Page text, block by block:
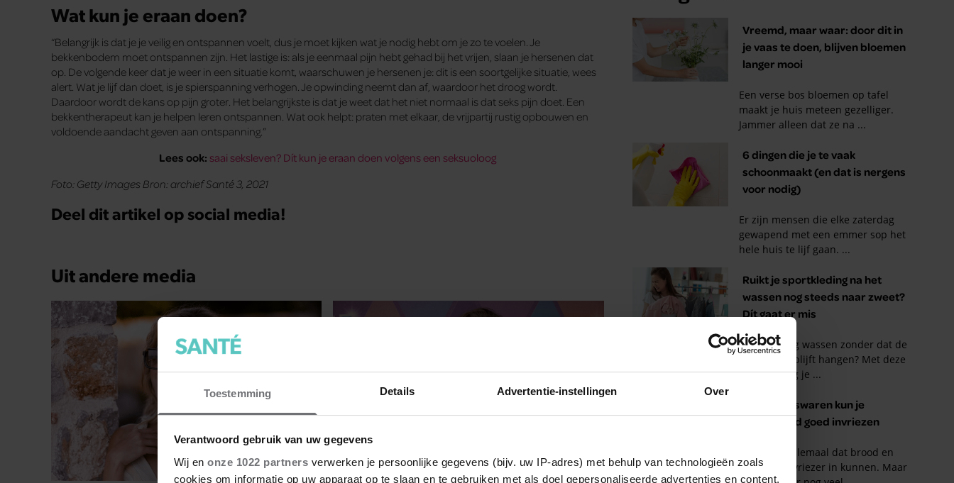
Toestemming Details Advertentie-instellingen Over
Verantwoord gebruik van uw gegevens
Wij en onze 1022 partners verwerken je persoonlijke gegevens (bijv. uw IP-adres) met behulp van technologieën zoals
cookies om informatie op uw apparaat op te slaan en te gebruiken met als doel gepersonaliseerde advertenties en content,
Wat kun je eraan doen?
“Belangrijk is dat je je veilig en ontspannen voelt, dus je moet kijken wat je nodig hebt om je zo te voelen. Je
bekkenbodem moet ontspannen zijn. Het lastige is: als je eenmaal pijn hebt gehad bij het vrijen, slaan je hersenen dat
op. De volgende keer dat je weer in een situatie komt, waarschuwen je hersenen je: dit is een soortgelijke situatie, wees
alert. Wat je lijf dan doet, is je spierspanning verhogen. Je opwinding neemt dan af, waardoor het droog wordt.
Daardoor wordt de kans op pijn groter. Het belangrijkste is dat je weet dat het niet normaal is dat seks pijn doet. Een
bekkentherapeut kan je helpen leren ontspannen. Wat ook helpt: praten met elkaar, de vrijpartij rustig opbouwen en
voldoende aandacht geven aan ontspanning.”
Lees ook: saai seksleven? Dít kun je eraan doen volgens een seksuoloog
Foto: Getty Images Bron: archief Santé 3, 2021
Deel dit artikel op social media!
Uit andere media
GELUKKIG GELUKKIG